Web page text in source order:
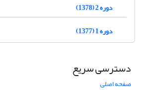
دوره 2 (1378)
دوره 1 (1377)
دسترسی سریع
صفحه اصلی